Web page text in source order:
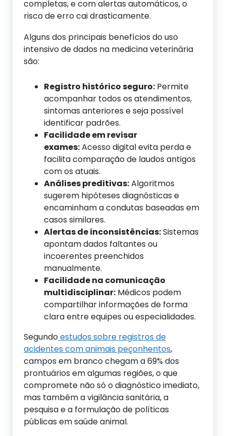
completas, e com alertas automáticos, o
risco de erro cai drasticamente.
Alguns dos principais benefícios do uso
intensivo de dados na medicina veterinária
são:
Registro histórico seguro: Permite
acompanhar todos os atendimentos,
sintomas anteriores e seja possível
identificar padrões.
Facilidade em revisar
exames:Acesso digital evita perda e
facilita comparação de laudos antigos
com os atuais.
Análises preditivas:Algoritmos
sugerem hipóteses diagnósticas e
encaminham a condutas baseadas em
casos similares.
Alertas de inconsistências:Sistemas
apontam dados faltantes ou
incoerentes preenchidos
manualmente.
Facilidade na comunicação
multidisciplinar: Médicos podem
compartilhar informações de forma
clara entre equipes ou especialidades.
Segundoestudos sobre registros de
acidentes com animais peçonhentos,
campos em branco chegam a 69% dos
prontuários em algumas regiões, o que
compromete não só o diagnóstico imediato,
mas também a vigilância sanitária, a
pesquisa e a formulação de políticas
públicas em saúde animal.